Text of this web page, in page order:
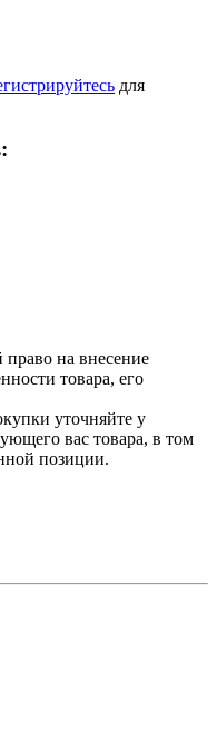
для
право на внесение
товара, его
уточняйте у
вас товара, в том
позиции.